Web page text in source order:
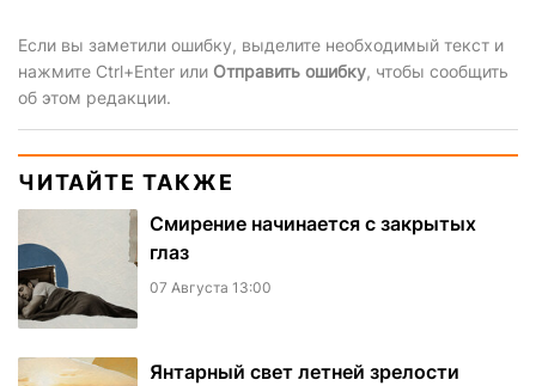
Если вы заметили ошибку, выделите необходимый текст и
нажмите Ctrl+Enter или Отправить ошибку, чтобы сообщить
об этом редакции.
ЧИТАЙТЕ ТАКЖЕ
Смирение начинается с закрытых
глаз
07 Августа 13:00
Янтарный свет летней зрелости